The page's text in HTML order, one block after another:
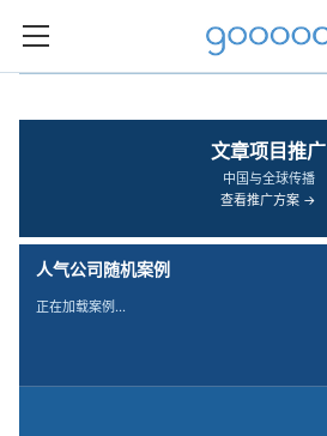
文章项目推广
中国与全球传播
查看推广方案 →
人气公司随机案例
正在加载案例…